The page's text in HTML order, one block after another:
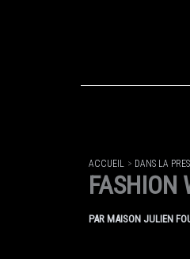
ACCUEIL DANS LA
FASHION
PAR MAISON JULIEN